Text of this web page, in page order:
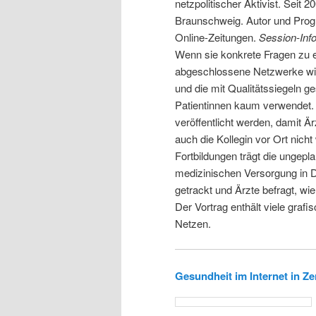
netzpolitischer Aktivist. Seit
Braunschweig. Autor und
Online-Zeitungen. Session-
Wenn sie konkrete Fragen zu
abgeschlossene Netzwerke
und die mit Qualitätssiegeln
Patientinnen kaum
veröffentlicht werden, damit
auch die Kollegin vor Ort
Fortbildungen trägt die
medizinischen Versorgung in
getrackt und Ärzte befragt,
Der Vortrag enthält viele
Netzen.
Gesundheit im Internet in